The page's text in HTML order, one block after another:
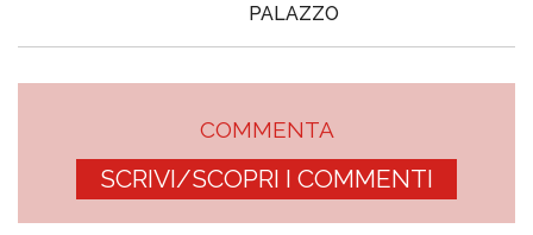
PALAZZO
COMMENTA
SCRIVI/SCOPRI I COMMENTI